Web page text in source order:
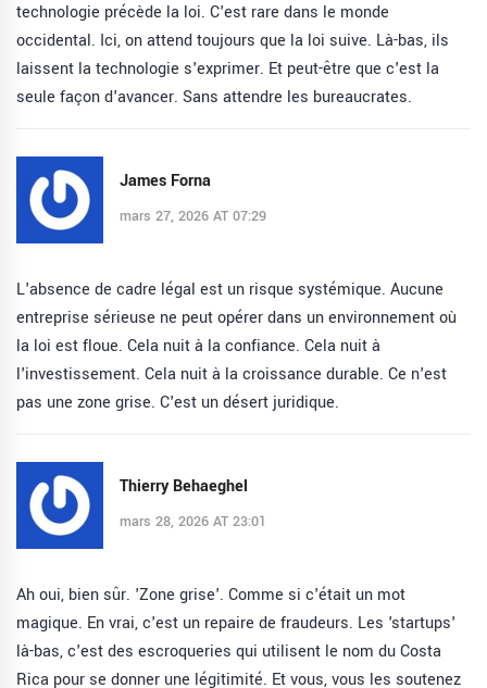
technologie précède la loi. C'est rare dans le monde
occidental. Ici, on attend toujours que la loi suive. Là-bas, ils
laissent la technologie s'exprimer. Et peut-être que c'est la
seule façon d'avancer. Sans attendre les bureaucrates.
James Forna
mars 27, 2026 AT 07:29
L'absence de cadre légal est un risque systémique. Aucune
entreprise sérieuse ne peut opérer dans un environnement où
la loi est floue. Cela nuit à la confiance. Cela nuit à
l'investissement. Cela nuit à la croissance durable. Ce n'est
pas une zone grise. C'est un désert juridique.
Thierry Behaeghel
mars 28, 2026 AT 23:01
Ah oui, bien sûr. 'Zone grise'. Comme si c'était un mot
magique. En vrai, c'est un repaire de fraudeurs. Les 'startups'
là-bas, c'est des escroqueries qui utilisent le nom du Costa
Rica pour se donner une légitimité. Et vous, vous les soutenez